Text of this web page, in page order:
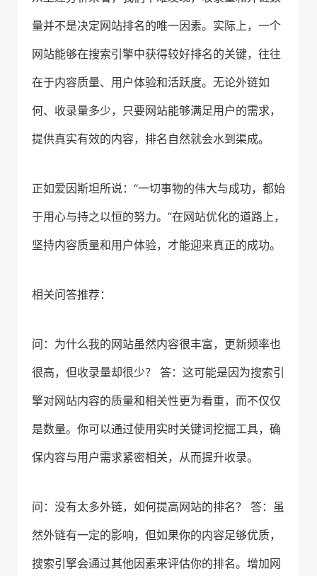
量并不是决定网站排名的唯一因素。实际上，一个
网站能够在搜索引擎中获得较好排名的关键，往往
在于内容质量、用户体验和活跃度。无论外链如
何、收录量多少，只要网站能够满足用户的需求，
提供真实有效的内容，排名自然就会水到渠成。
正如爱因斯坦所说：“一切事物的伟大与成功，都始
于用心与持之以恒的努力。”在网站优化的道路上，
坚持内容质量和用户体验，才能迎来真正的成功。
相关问答推荐：
问：为什么我的网站虽然内容很丰富，更新频率也
很高，但收录量却很少？ 答：这可能是因为搜索引
擎对网站内容的质量和相关性更为看重，而不仅仅
是数量。你可以通过使用实时关键词挖掘工具，确
保内容与用户需求紧密相关，从而提升收录。
问：没有太多外链，如何提高网站的排名？ 答：虽
然外链有一定的影响，但如果你的内容足够优质，
搜索引擎会通过其他因素来评估你的排名。增加网